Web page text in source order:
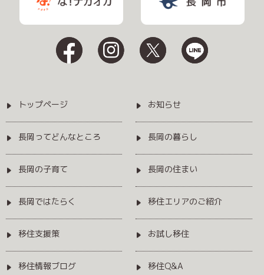
トップページ
長岡ってどんなところ
長岡の子育て
長岡ではたらく
移住支援策
移住情報ブログ
お知らせ
長岡の暮らし
長岡の住まい
移住エリアのご紹介
お試し移住
移住Q&A